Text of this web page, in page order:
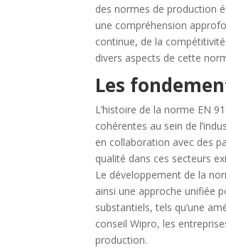
des normes de production
une compréhension
continue, de la
divers aspects de cette
Les f
L’histoire de la norme EN
cohérentes au sein de
en collaboration avec des
qualité dans ces secteurs
Le développement de la
ainsi une approche unifiée
substantiels, tels qu’une
conseil Wipro, les
production.